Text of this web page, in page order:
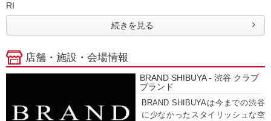
RI
続きを見る
店舗・施設・会場情報
BRAND SHIBUYA - 渋谷 クラブ
ブランド
BRAND SHIBUYAは今までの渋谷
に少なかったスタイリッシュな空